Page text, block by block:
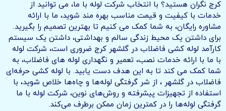
کرج نگران هستید؟ با انتخاب شرکت لوله با ما، می توانید از
خدمات با کیفیت و قیمت مناسب بهره مند شوید، ما با ارائه
مشاوره رایگان، به شما کمک می کنیم تا بهترین تصمیم را بگیرید.
برای داشتن یک محیط زندگی سالم و بهداشتی، داشتن یک سیستم
کارآمد لوله کشی فاضلاب در گلشهر کرج ضروری است، شرکت لوله
با ما با ارائه خدمات نصب، تعمیر و نگهداری لوله های فاضلاب، به
شما کمک می کند تا به این هدف دست یابید. با لوله کشی حرفه‌ای
فاضلاب در گلشهر ، از شر گرفتگی لوله‌ها و چاه‌ها خلاص شوید، با
استفاده از تجهیزات پیشرفته و روش‌های نوین، شرکت لوله با ما
گرفتگی لوله‌ها را در کمترین زمان ممکن برطرف می‌کند.